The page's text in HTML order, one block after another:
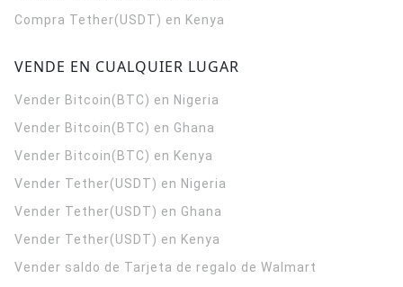
Compra Tether(USDT) en Kenya
VENDE EN CUALQUIER LUGAR
Vender Bitcoin(BTC) en Nigeria
Vender Bitcoin(BTC) en Ghana
Vender Bitcoin(BTC) en Kenya
Vender Tether(USDT) en Nigeria
Vender Tether(USDT) en Ghana
Vender Tether(USDT) en Kenya
Vender saldo de Tarjeta de regalo de Walmart